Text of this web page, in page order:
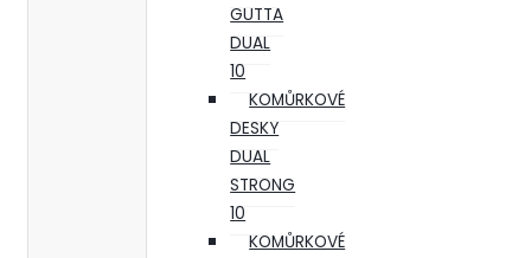
GUTTA
DUAL
10
KOMŮRKOVÉ
DESKY
DUAL
STRONG
10
KOMŮRKOVÉ